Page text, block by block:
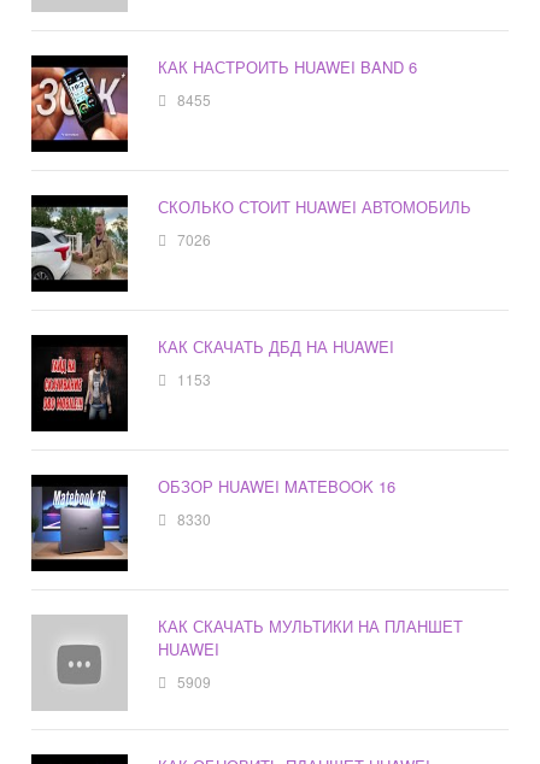
КАК НАСТРОИТЬ HUAWEI BAND 6
8455
СКОЛЬКО СТОИТ HUAWEI АВТОМОБИЛЬ
7026
КАК СКАЧАТЬ ДБД НА HUAWEI
1153
ОБЗОР HUAWEI MATEBOOK 16
8330
КАК СКАЧАТЬ МУЛЬТИКИ НА ПЛАНШЕТ
HUAWEI
5909